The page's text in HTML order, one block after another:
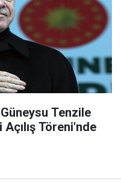
Tenzile
Töreni'nde